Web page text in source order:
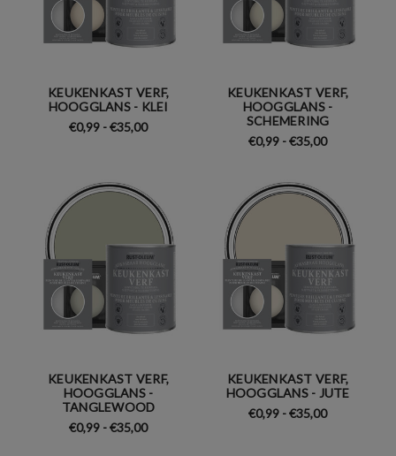
KEUKENKAST VERF,
HOOGGLANS - KLEI
€0,99 - €35,00
KEUKENKAST VERF,
HOOGGLANS -
SCHEMERING
€0,99 - €35,00
KEUKENKAST VERF,
HOOGGLANS -
TANGLEWOOD
€0,99 - €35,00
KEUKENKAST VERF,
HOOGGLANS - JUTE
€0,99 - €35,00